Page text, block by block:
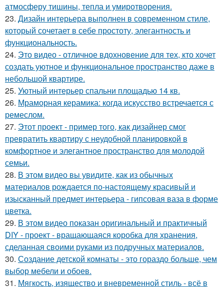
атмосферу тишины, тепла и умиротворения.
23. Дизайн интерьера выполнен в современном стиле,
который сочетает в себе простоту, элегантность и
функциональность.
24. Это видео - отличное вдохновение для тех, кто хочет
создать уютное и функциональное пространство даже в
небольшой квартире.
25. Уютный интерьер спальни площадью 14 кв.
26. Мраморная керамика: когда искусство встречается с
ремеслом.
27. Этот проект - пример того, как дизайнер смог
превратить квартиру с неудобной планировкой в
комфортное и элегантное пространство для молодой
семьи.
28. В этом видео вы увидите, как из обычных
материалов рождается по-настоящему красивый и
изысканный предмет интерьера - гипсовая ваза в форме
цветка.
29. В этом видео показан оригинальный и практичный
DIY - проект - вращающаяся коробка для хранения,
сделанная своими руками из подручных материалов.
30. Создание детской комнаты - это гораздо больше, чем
выбор мебели и обоев.
31. Мягкость, изящество и вневременной стиль - всё в